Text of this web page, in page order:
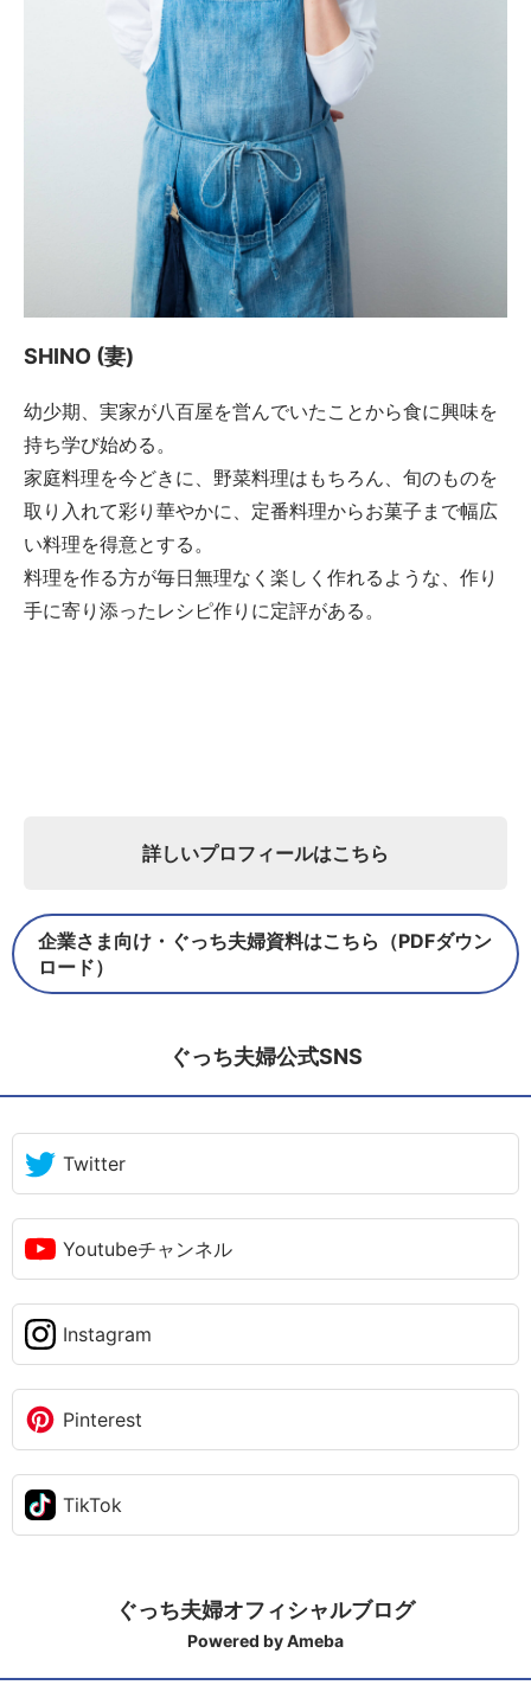
SHINO (妻)
幼少期、実家が八百屋を営んでいたことから食に興味を
持ち学び始める。
家庭料理を今どきに、野菜料理はもちろん、旬のものを
取り入れて彩り華やかに、定番料理からお菓子まで幅広
い料理を得意とする。
料理を作る方が毎日無理なく楽しく作れるような、作り
手に寄り添ったレシピ作りに定評がある。
詳しいプロフィールはこちら
企業さま向け・ぐっち夫婦資料はこちら（PDFダウン
ロード）
ぐっち夫婦公式SNS
Twitter
Youtubeチャンネル
Instagram
Pinterest
TikTok
ぐっち夫婦オフィシャルブログ
Powered by Ameba